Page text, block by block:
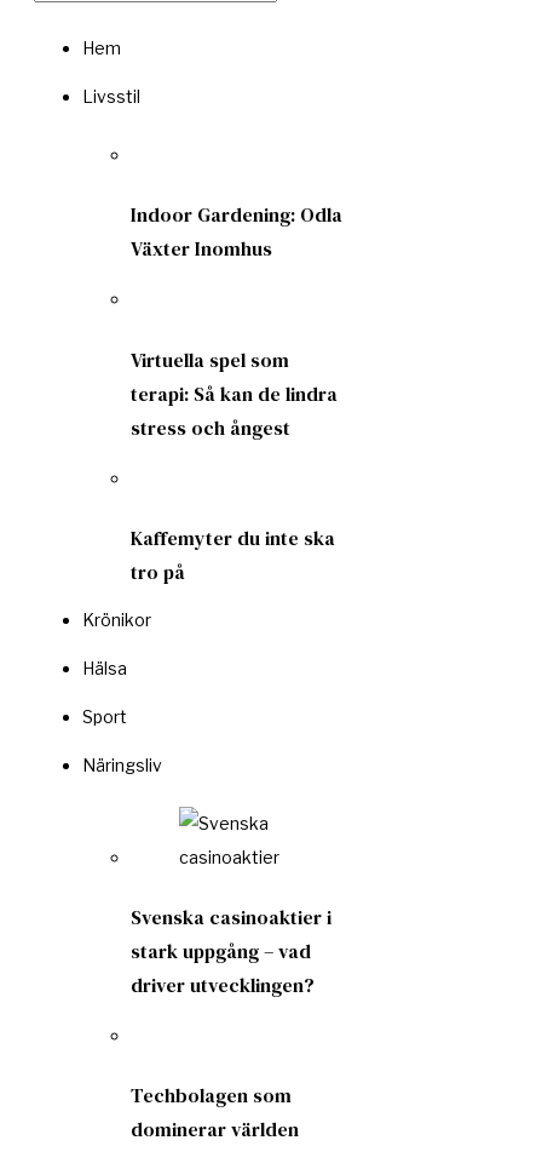
Hem
Livsstil
Indoor Gardening: Odla
Växter Inomhus
Virtuella spel som
terapi: Så kan de lindra
stress och ångest
Kaffemyter du inte ska
tro på
Krönikor
Hälsa
Sport
Näringsliv
Svenska casinoaktier i
stark uppgång – vad
driver utvecklingen?
Techbolagen som
dominerar världen